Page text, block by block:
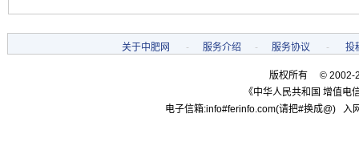
关于中肥网 - 服务介绍 - 服务协议 - 投
版权所有 © 2002-
《中华人民共和国 增值电
电子信箱:info#ferinfo.com(请把#换成@)